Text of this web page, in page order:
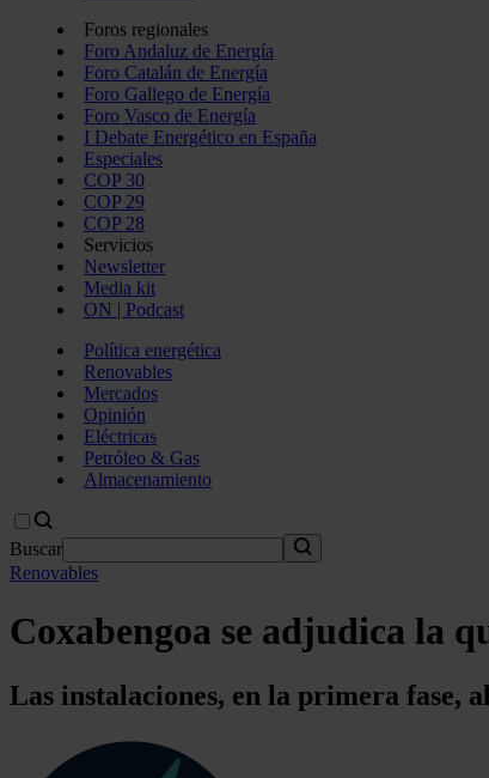
Foros regionales
Foro Andaluz de Energía
Foro Catalán de Energía
Foro Gallego de Energía
Foro Vasco de Energía
I Debate Energético en España
Especiales
COP 30
COP 29
COP 28
Servicios
Newsletter
Media kit
ON | Podcast
Política energética
Renovables
Mercados
Opinión
Eléctricas
Petróleo & Gas
Almacenamiento
Buscar
Renovables
Coxabengoa se adjudica la
Las instalaciones, en la primera fase,